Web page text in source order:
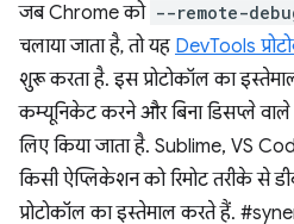
जब Chrome को --remote-
चलाया जाता है, तो यह DevTools
शुरू करता है. इस प्रोटोकॉल का
कम्यूनिकेट करने और बिना डिसप्ले
लिए किया जाता है. Sublime, VS
किसी ऐप्लिकेशन को रिमोट तरीके से
प्रोटोकॉल का इस्तेमाल करते हैं.